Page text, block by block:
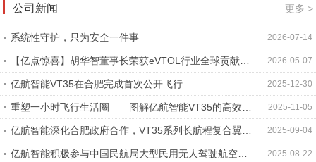
公司新闻 更多 >
系统性守护，只为安全一件事 2026-07-14
【亿点惊喜】胡华智董事长荣获eVTOL行业全球贡献
奖，亿航智能创新发展获赞誉
2026-05-07
亿航智能VT35在合肥完成首次公开飞行 2025-12-30
重塑一小时飞行生活圈——图解亿航智能VT35的高效运
营
2025-11-05
亿航智能深化合肥政府合作，VT35系列长航程复合翼无
人驾驶eVTOL产品总部落户合肥
2025-09-04
亿航智能积极参与中国民航局大型民用无人驾驶航空器
2025-08-22